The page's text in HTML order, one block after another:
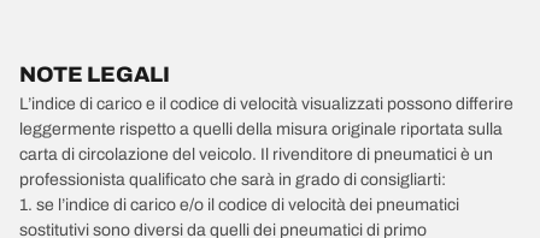
NOTE LEGALI
L’indice di carico e il codice di velocità visualizzati possono differire
leggermente rispetto a quelli della misura originale riportata sulla
carta di circolazione del veicolo. Il rivenditore di pneumatici è un
professionista qualificato che sarà in grado di consigliarti:
1. se l’indice di carico e/o il codice di velocità dei pneumatici
sostitutivi sono diversi da quelli dei pneumatici di primo